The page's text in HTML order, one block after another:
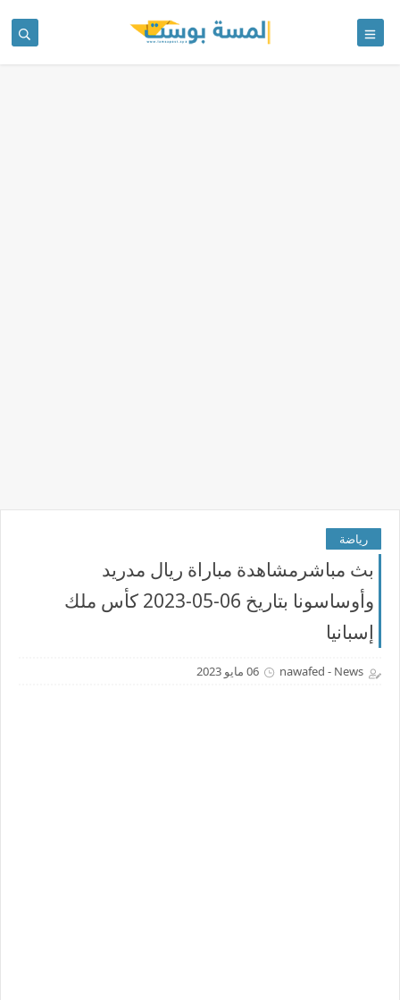
رياضة
بث مباشرمشاهدة مباراة ريال مدريد
وأوساسونا بتاريخ 06-05-2023 كأس ملك
إسبانيا
nawafed - News 06 مايو 2023